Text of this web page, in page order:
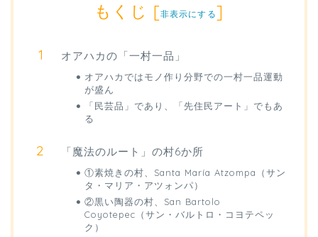
もくじ [非表示にする]
オアハカの「一村一品」
オアハカではモノ作り分野での一村一品運動
が盛ん
「民芸品」であり、「先住民アート」でもあ
る
「魔法のルート」の村6か所
①素焼きの村、Santa María Atzompa（サン
タ・マリア・アツォンパ）
②黒い陶器の村、San Bartolo
Coyotepec（サン・バルトロ・コヨテペッ
ク）